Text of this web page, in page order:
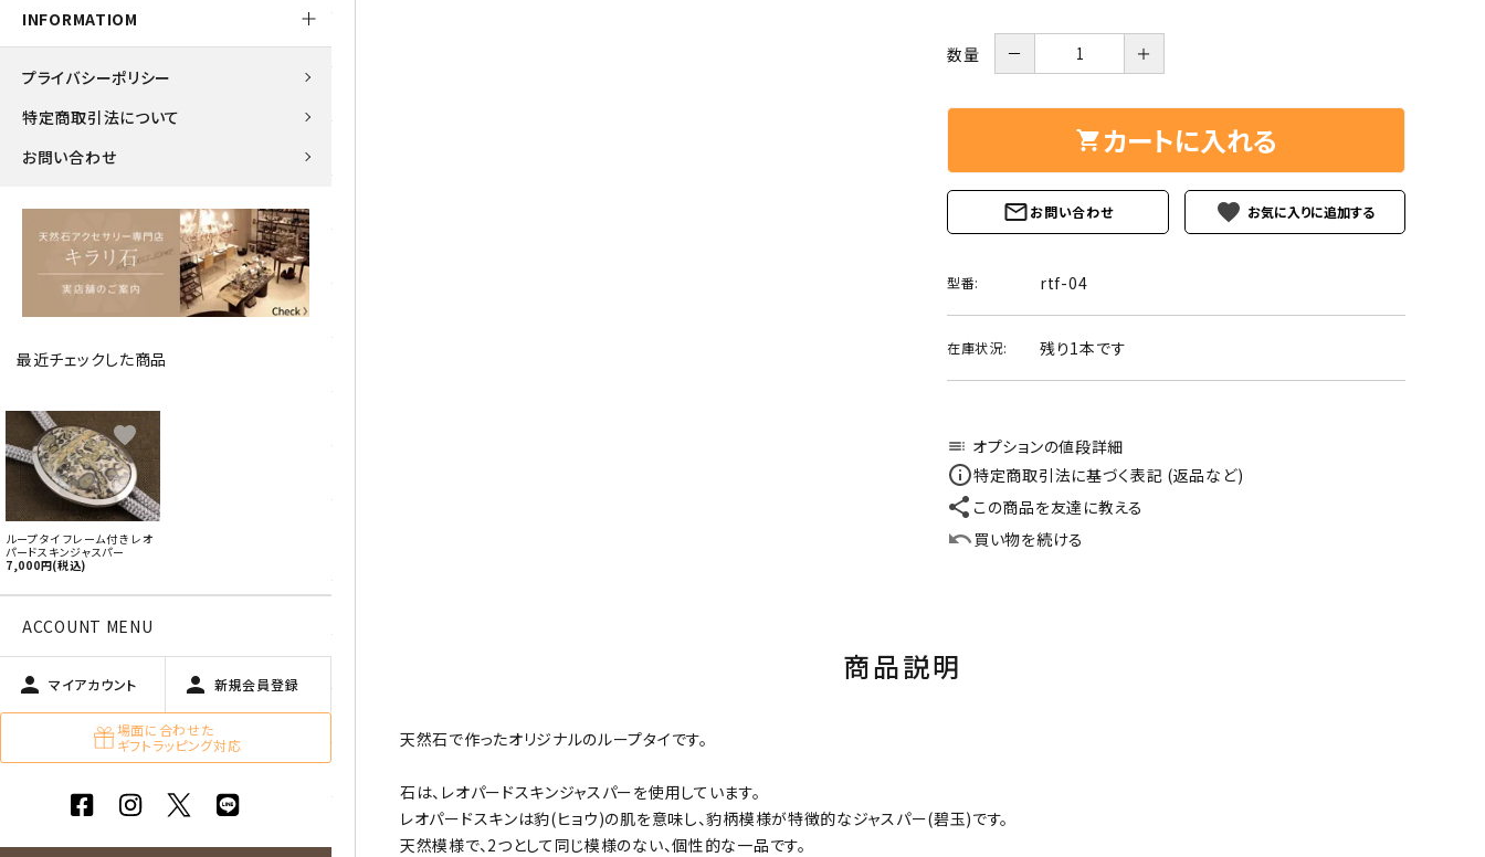
モスアゲート
11月 Nov
INFORMATIOM
プライバシーポリシー
特定商取引法について
お問い合わせ
最近チェックした商品
ループタイ フレーム付き レオ
パードスキンジャスパー
7,000円(税込)
favorite
ACCOUNT MENU
person マイアカウント person 新規会員登録
場面に合わせた
ギフトラッピング対応
数量 － ＋
カートに入れる
お問い合わせ favorite
型番: rtf-04
在庫状況: 残り1本です
toc オプションの値段詳細
特定商取引法に基づく表記 (返品など)
この商品を友達に教える
買い物を続ける
商品説明
天然石で作ったオリジナルのループタイです。
石は、レオパードスキンジャスパーを使用しています。
レオパードスキンは豹(ヒョウ)の肌を意味し、豹柄模様が特徴的なジャスパー(碧玉)です。
天然模様で、2つとして同じ模様のない、個性的な一品です。
アマゾナイト
アメジスト
アラゴナイト
オパール
オブシディアン（黒曜石/十勝
石）
カーネリアン
ガーネット
化石（フォッシル）
カルサイト